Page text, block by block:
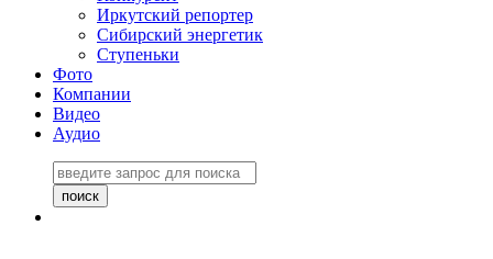
Иркутский репортер
Сибирский энергетик
Ступеньки
Фото
Компании
Видео
Аудио